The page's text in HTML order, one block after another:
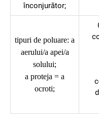
înconjurător;
tipuri de poluare: a
aerului/a apei/a
solului;
a proteja = a
ocroti;